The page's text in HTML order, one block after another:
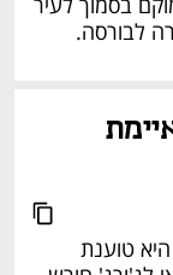
לבורסה.
דיווח כלכליסט: שופרסל מאיימת
שופרסל שלחה לבנק דיסקונט מכתב ובו היא טוענת